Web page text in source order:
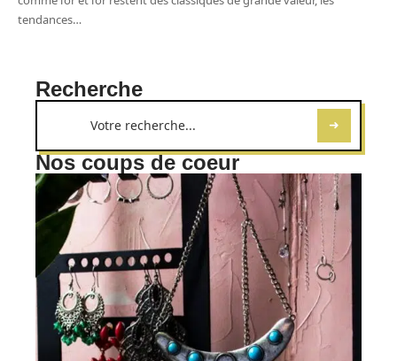
tendances…
Recherche
Nos coups de coeur